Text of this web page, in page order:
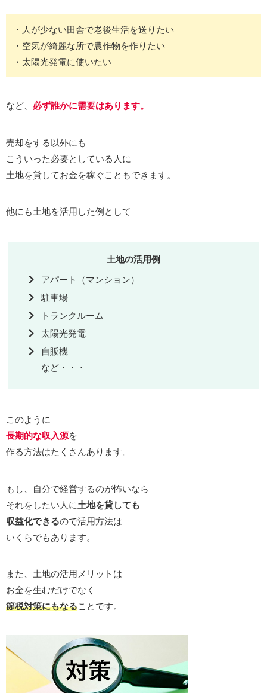
・人が少ない田舎で老後生活を送りたい
・空気が綺麗な所で農作物を作りたい
・太陽光発電に使いたい
など、 必ず誰かに需要はあります。
売却をする以外にも
こういった必要としている人に
土地を貸してお金を稼ぐこともできます。
他にも土地を活用した例として
土地の活用例
アパート（マンション）
駐車場
トランクルーム
太陽光発電
自販機
など・・・
このように
長期的な収入源を
作る方法はたくさんあります。
もし、自分で経営するのが怖いなら
それをしたい人に土地を貸しても
収益化できるので活用方法は
いくらでもあります。
また、土地の活用メリットは
お金を生むだけでなく
節税対策にもなることです。